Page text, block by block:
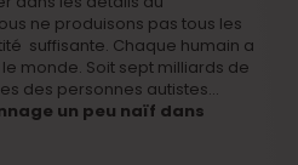
ne produisons pas tous les
suffisante. Chaque humain a
monde. Soit sept milliards de
des personnes autistes…
un peu naïf dans